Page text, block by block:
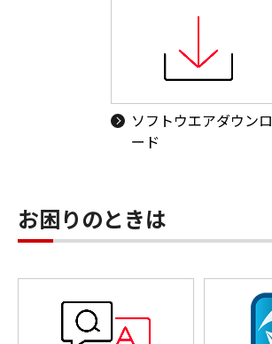
ソフトウエアダウンロ
ード
お困りのときは